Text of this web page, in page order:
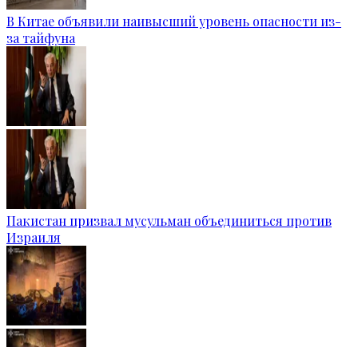
В Китае объявили наивысший уровень опасности из-
за тайфуна
Пакистан призвал мусульман объединиться против
Израиля